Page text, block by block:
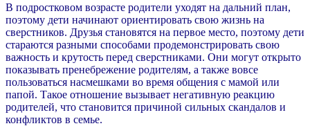
В подростковом возрасте родители уходят на дальний план,
поэтому дети начинают ориентировать свою жизнь на
сверстников. Друзья становятся на первое место, поэтому дети
стараются разными способами продемонстрировать свою
важность и крутость перед сверстниками. Они могут открыто
показывать пренебрежение родителям, а также вовсе
пользоваться насмешками во время общения с мамой или
папой. Такое отношение вызывает негативную реакцию
родителей, что становится причиной сильных скандалов и
конфликтов в семье.